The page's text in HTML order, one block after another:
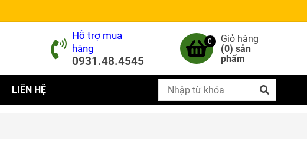
Hỗ trợ mua
hàng
0931.48.4545
0
Giỏ hàng
(0) sản
phẩm
LIÊN HỆ